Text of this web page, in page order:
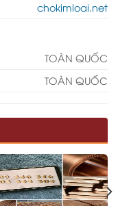
chokimloai.net
TOÀN QUỐC
TOÀN QUỐC